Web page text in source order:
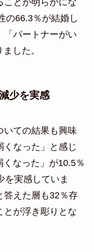
ことが明らかにな
の66.3％が結婚し
「パートナーがい
した。
少を実感
いての結果も興味
くなった」と感じ
なった」が10.5％
を実感していま
答えた層も32％存
とが浮き彫りとな